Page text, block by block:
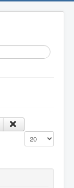
Affichage #